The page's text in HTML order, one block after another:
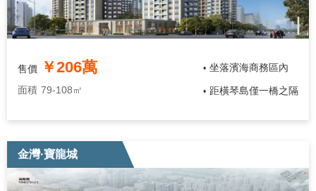
售價 ￥206萬
面積 79-108㎡
• 坐落濱海商務區內
• 距橫琴島僅一橋之隔
金灣·寶龍城